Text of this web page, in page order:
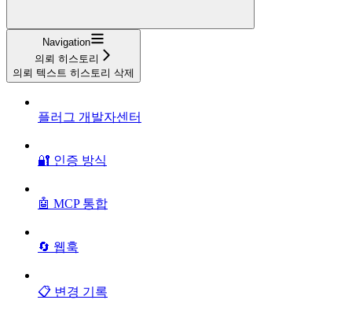
Navigation
의뢰 히스토리
의뢰 텍스트 히스토리 삭제
플러그 개발자센터
🔐 인증 방식
🤖 MCP 통합
🔄 웹훅
📋 변경 기록